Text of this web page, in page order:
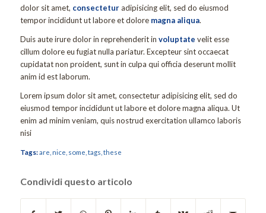
dolor sit amet, consecteturadipisicing elit, sed do eiusmod
tempor incididunt ut labore et dolore magna aliqua.
Duis aute irure dolor in reprehenderit in voluptate velit esse
cillum dolore eu fugiat nulla pariatur. Excepteur sint occaecat
cupidatat non proident, sunt in culpa qui officia deserunt mollit
anim id est laborum.
Lorem ipsum dolor sit amet, consectetur adipisicing elit, sed do
eiusmod tempor incididunt ut labore et dolore magna aliqua. Ut
enim ad minim veniam, quis nostrud exercitation ullamco laboris
nisi
Tags:are nice some tags these
Condividi questo articolo